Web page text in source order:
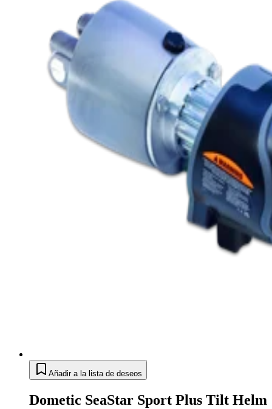
Añadir a la lista de deseos
Dometic SeaStar Sport Plus Tilt Helm